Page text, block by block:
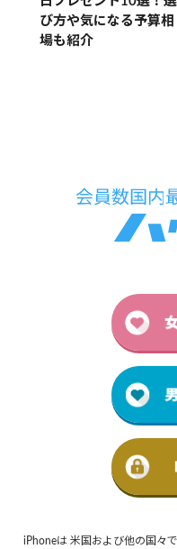
び方や気になる予算相
場も紹介
iPhoneは 米国および他の国々